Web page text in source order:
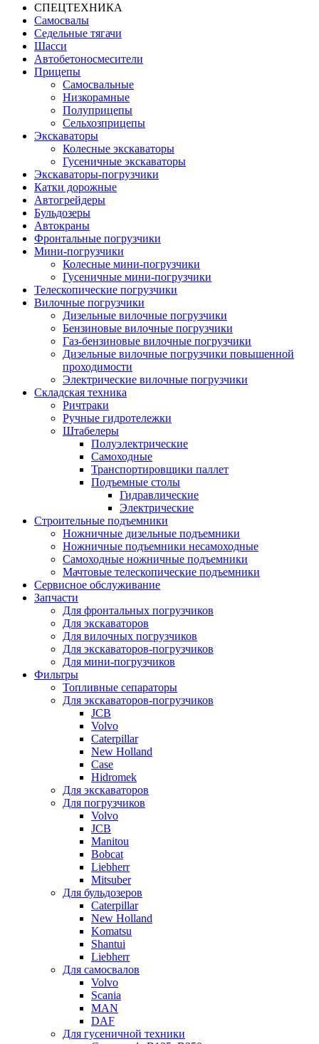
СПЕЦТЕХНИКА
Самосвалы
Седельные тягачи
Шасси
Автобетоно­смесители
Прицепы
Самосвальные
Низкорамные
Полуприцепы
Сельхозприцепы
Экскаваторы
Колесные экскаваторы
Гусеничные экскаваторы
Экскаваторы-погрузчики
Катки дорожные
Автогрейдеры
Бульдозеры
Автокраны
Фронтальные погрузчики
Мини-погрузчики
Колесные мини-погрузчики
Гусеничные мини-погрузчики
Телескопические погрузчики
Вилочные погрузчики
Дизельные вилочные погрузчики
Бензиновые вилочные погрузчики
Газ-бензиновые вилочные погрузчики
Дизельные вилочные погрузчики повышенной
проходимости
Электрические вилочные погрузчики
Складская техника
Ричтраки
Ручные гидротележки
Штабелеры
Полуэлектрические
Самоходные
Транспортировщики паллет
Подъемные столы
Гидравлические
Электрические
Строительные подъемники
Ножничные дизельные подъемники
Ножничные подъемники несамоходные
Самоходные ножничные подъемники
Мачтовые телескопические подъемники
Сервисное обслуживание
Запчасти
Для фронтальных погрузчиков
Для экскаваторов
Для вилочных погрузчиков
Для экскаваторов-погрузчиков
Для мини-погрузчиков
Фильтры
Топливные сепараторы
Для экскаваторов-погрузчиков
JCB
Volvo
Caterpillar
New Holland
Case
Hidromek
Для экскаваторов
Для погрузчиков
Volvo
JCB
Manitou
Bobcat
Liebherr
Mitsuber
Для бульдозеров
Caterpillar
New Holland
Komatsu
Shantui
Liebherr
Для самосвалов
Volvo
Scania
MAN
DAF
Для гусеничной техники